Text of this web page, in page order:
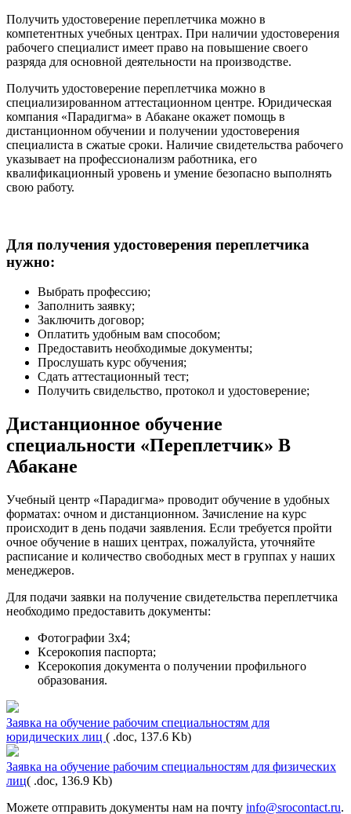
Получить удостоверение переплетчика можно в
компетентных учебных центрах. При наличии удостоверения
рабочего специалист имеет право на повышение своего
разряда для основной деятельности на производстве.
Получить удостоверение переплетчика можно в
специализированном аттестационном центре. Юридическая
компания «Парадигма» в Абакане окажет помощь в
дистанционном обучении и получении удостоверения
специалиста в сжатые сроки. Наличие свидетельства рабочего
указывает на профессионализм работника, его
квалификационный уровень и умение безопасно выполнять
свою работу.
Для получения удостоверения переплетчика
нужно:
Выбрать профессию;
Заполнить заявку;
Заключить договор;
Оплатить удобным вам способом;
Предоставить необходимые документы;
Прослушать курс обучения;
Сдать аттестационный тест;
Получить свидельство, протокол и удостоверение;
Дистанционное обучение
специальности «Переплетчик» В
Абакане
Учебный центр «Парадигма» проводит обучение в удобных
форматах: очном и дистанционном. Зачисление на курс
происходит в день подачи заявления. Если требуется пройти
очное обучение в наших центрах, пожалуйста, уточняйте
расписание и количество свободных мест в группах у наших
менеджеров.
Для подачи заявки на получение свидетельства переплетчика
необходимо предоставить документы:
Фотографии 3х4;
Ксерокопия паспорта;
Ксерокопия документа о получении профильного
образования.
Заявка на обучение рабочим специальностям для
юридических лиц ( .doc, 137.6 Kb)
Заявка на обучение рабочим специальностям для физических
лиц( .doc, 136.9 Kb)
Можете отправить документы нам на почту info@srocontact.ru.